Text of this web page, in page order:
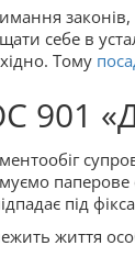
законів,
себе в
Тому
901
паперове
під
життя